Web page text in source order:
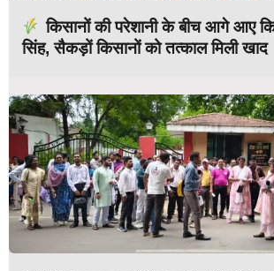
किसानों की परेशानी के बीच आगे आए
सिंह, सैकड़ों किसानों को तत्काल मिली खाद